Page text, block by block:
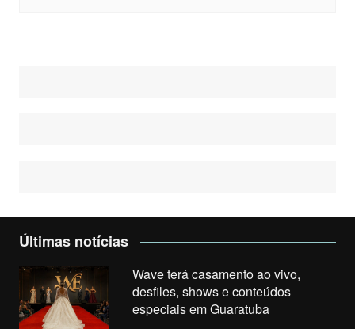
Últimas notícias
Wave terá casamento ao vivo,
desfiles, shows e conteúdos
especiais em Guaratuba